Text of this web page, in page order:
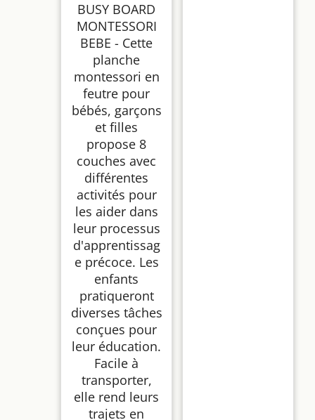
Montessori Educatif,
Malette Busy Book
Motricité Fine. Jouets
d'Activité et de
Développement,
Cadeau Enfant
Garcon Fille 1 2 3 4 5 6
Anniversaire Noel
BUSY BOARD
MONTESSORI
BEBE - Cette
planche
montessori en
feutre pour
bébés, garçons
et filles
propose 8
couches avec
différentes
activités pour
les aider dans
leur processus
d'apprentissag
e précoce. Les
enfants
pratiqueront
diverses tâches
conçues pour
leur éducation.
Facile à
transporter,
elle rend leurs
trajets en